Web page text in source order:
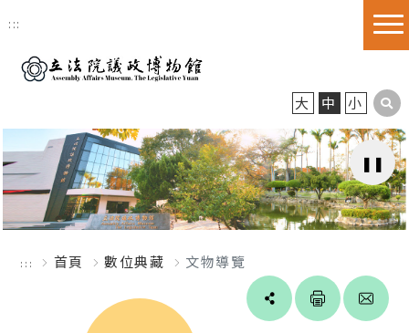
跳到主要內容區塊
:::
大 中 小
::: 首頁 數位典藏 文物導覽
Line